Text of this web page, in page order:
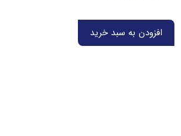
افزودن به سبد خرید